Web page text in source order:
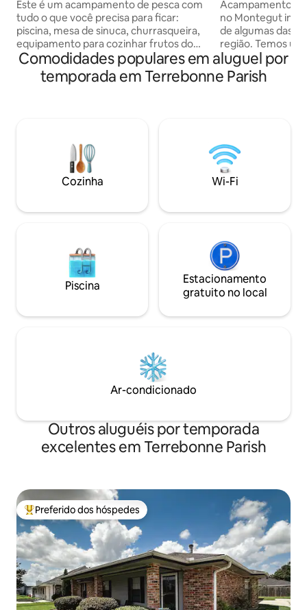
Dream
Este é um acampamento de pesca com
tudo o que você precisa para ficar:
piscina, mesa de sinuca, churrasqueira,
equipamento para cozinhar frutos do
mar disponíveis no local. Nas margens do
Grand Caillou Bayou. Pesca e pesca de
caranguejos nas manchas vermelhas do
3 acres para jogos ao ar livre de
estacionamento. A poucos minutos do
Pântano de Cocodrie. Bayou dularge.
Para caçar, fazer pescarias ou até
banco de pesca, este é o lugar ideal para
em Sanssouci
Acampamento
no Montegut
de algumas das
região. Temos
no Bayou
gratuito, ou se
Pointe aux
Estação de
equipamentos de
caranguejos e
fornecidos.
Fi gratuito. Nosso
Comodidades populares em aluguel por
temporada em Terrebonne Parish
Cozinha Wi-Fi
Piscina
Estacionamento
gratuito no local
Ar-condicionado
Outros aluguéis por temporada
excelentes em Terrebonne Parish
Entre os melhores preferidos dos hóspedes
Preferido dos hóspedes